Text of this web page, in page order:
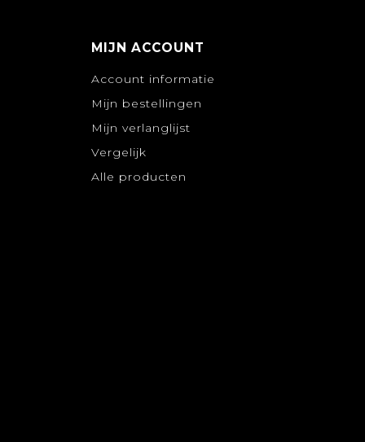
MIJN ACCOUNT
Account informatie
Mijn bestellingen
Mijn verlanglijst
Vergelijk
Alle producten